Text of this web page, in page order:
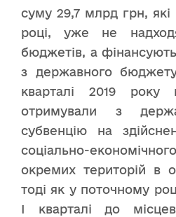
суму 29,7 млрд грн,
році, уже не
бюджетів, а
з державного
кварталі 2019 року
отримували з
субвенцію на
соціально-
окремих територій в
тоді як у поточному
І кварталі до